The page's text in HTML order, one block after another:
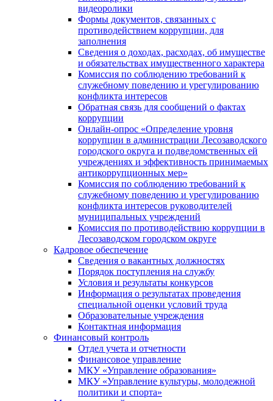
видеоролики
Формы документов, связанных с
противодействием коррупции, для
заполнения
Сведения о доходах, расходах, об имуществе
и обязательствах имущественного характера
Комиссия по соблюдению требований к
служебному поведению и урегулированию
конфликта интересов
Обратная связь для сообщений о фактах
коррупции
Онлайн-опрос «Определение уровня
коррупции в администрации Лесозаводского
городского округа и подведомственных ей
учреждениях и эффективность принимаемых
антикоррупционных мер»
Комиссия по соблюдению требований к
служебному поведению и урегулированию
конфликта интересов руководителей
муниципальных учреждений
Комиссия по противодействию коррупции в
Лесозаводском городском округе
Кадровое обеспечение
Сведения о вакантных должностях
Порядок поступления на службу
Условия и результаты конкурсов
Информация о результатах проведения
специальной оценки условий труда
Образовательные учреждения
Контактная информация
Финансовый контроль
Отдел учета и отчетности
Финансовое управление
МКУ «Управление образования»
МКУ «Управление культуры, молодежной
политики и спорта»